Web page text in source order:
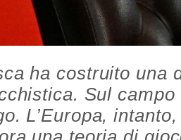
ha costruito una
Sul
L’Europa,